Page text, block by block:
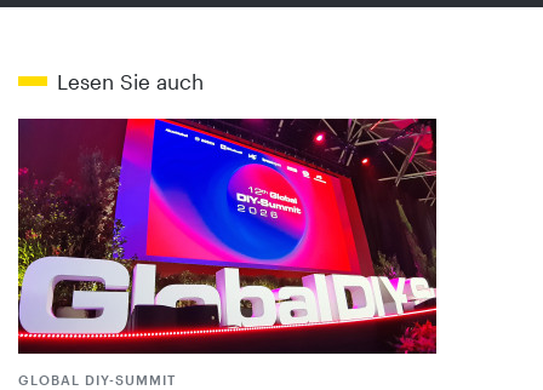
Lesen Sie auch
GLOBAL DIY-SUMMIT